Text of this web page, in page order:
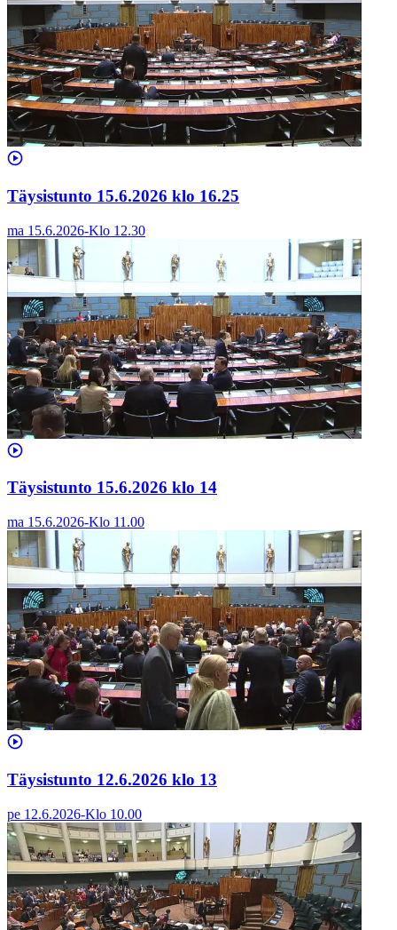
Täysistunto 15.6.2026 klo 16.25
ma 15.6.2026-Klo 12.30
Täysistunto 15.6.2026 klo 14
ma 15.6.2026-Klo 11.00
Täysistunto 12.6.2026 klo 13
pe 12.6.2026-Klo 10.00